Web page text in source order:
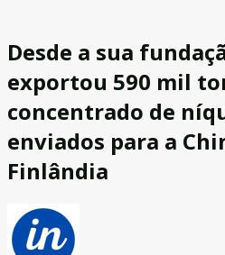
Desde a sua
exportou 590 mil
concentrado de
enviados para a
Finlândia